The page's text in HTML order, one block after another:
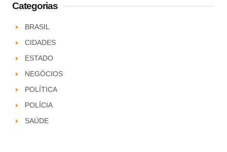
Categorias
BRASIL
CIDADES
ESTADO
NEGÓCIOS
POLÍTICA
POLÍCIA
SAÚDE